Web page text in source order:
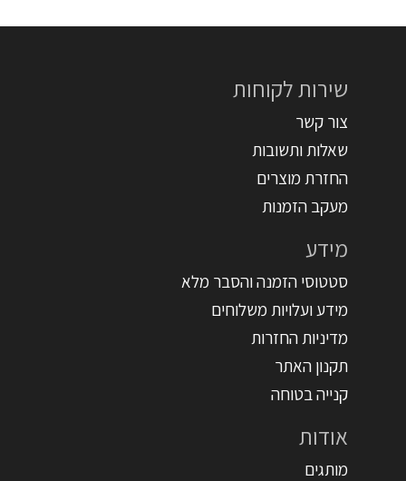
שירות לקוחות
צור קשר
שאלות ותשובות
החזרת מוצרים
מעקב הזמנות
מידע
סטטוסי הזמנה והסבר מלא
מידע ועלויות משלוחים
מדיניות החזרות
תקנון האתר
קנייה בטוחה
אודות
מותגים